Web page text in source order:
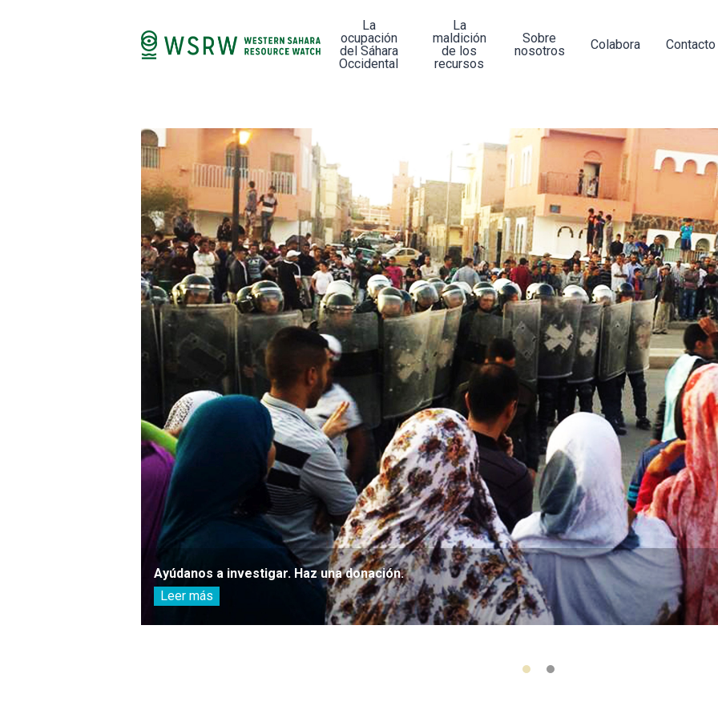
La
ocupación
del Sáhara
Occidental
La
maldición
de los
recursos
Sobre
nosotros
Colabora Contacto
Ayúdanos a investigar. Haz una donación.
Leer más